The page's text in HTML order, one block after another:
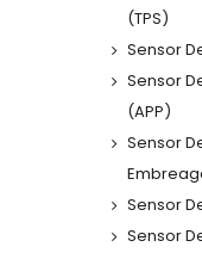
(TPS)
Sensor
Sensor
(APP)
Sensor
Sensor
Sensor